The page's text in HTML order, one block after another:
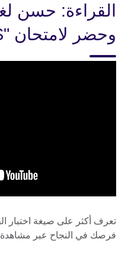
القراءة: حسن
وحضر لامتحان "IELTS"
فرصك في النجاح عبر مشاهدة